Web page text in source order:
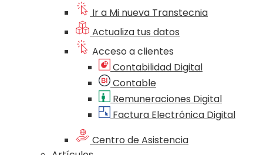
Ir a Mi nueva Transtecnia
Actualiza tus datos
Acceso a clientes
Contabilidad Digital
Contable
Remuneraciones Digital
Factura Electrónica Digital
Centro de Asistencia